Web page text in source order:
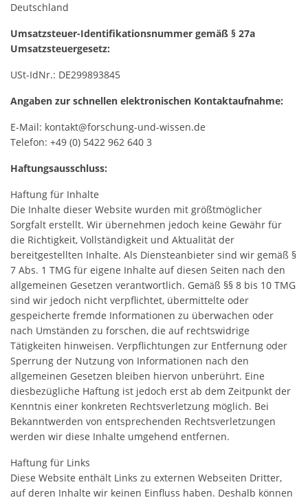
Deutschland
Umsatzsteuer-Identifikationsnummer gemäß § 27a
Umsatzsteuergesetz:
USt-IdNr.: DE299893845
Angaben zur schnellen elektronischen Kontaktaufnahme:
E-Mail: kontakt@forschung-und-wissen.de
Telefon: +49 (0) 5422 962 640 3
Haftungsausschluss:
Haftung für Inhalte
Die Inhalte dieser Website wurden mit größtmöglicher
Sorgfalt erstellt. Wir übernehmen jedoch keine Gewähr für
die Richtigkeit, Vollständigkeit und Aktualität der
bereitgestellten Inhalte. Als Diensteanbieter sind wir gemäß §
7 Abs. 1 TMG für eigene Inhalte auf diesen Seiten nach den
allgemeinen Gesetzen verantwortlich. Gemäß §§ 8 bis 10 TMG
sind wir jedoch nicht verpflichtet, übermittelte oder
gespeicherte fremde Informationen zu überwachen oder
nach Umständen zu forschen, die auf rechtswidrige
Tätigkeiten hinweisen. Verpflichtungen zur Entfernung oder
Sperrung der Nutzung von Informationen nach den
allgemeinen Gesetzen bleiben hiervon unberührt. Eine
diesbezügliche Haftung ist jedoch erst ab dem Zeitpunkt der
Kenntnis einer konkreten Rechtsverletzung möglich. Bei
Bekanntwerden von entsprechenden Rechtsverletzungen
werden wir diese Inhalte umgehend entfernen.
Haftung für Links
Diese Website enthält Links zu externen Webseiten Dritter,
auf deren Inhalte wir keinen Einfluss haben. Deshalb können